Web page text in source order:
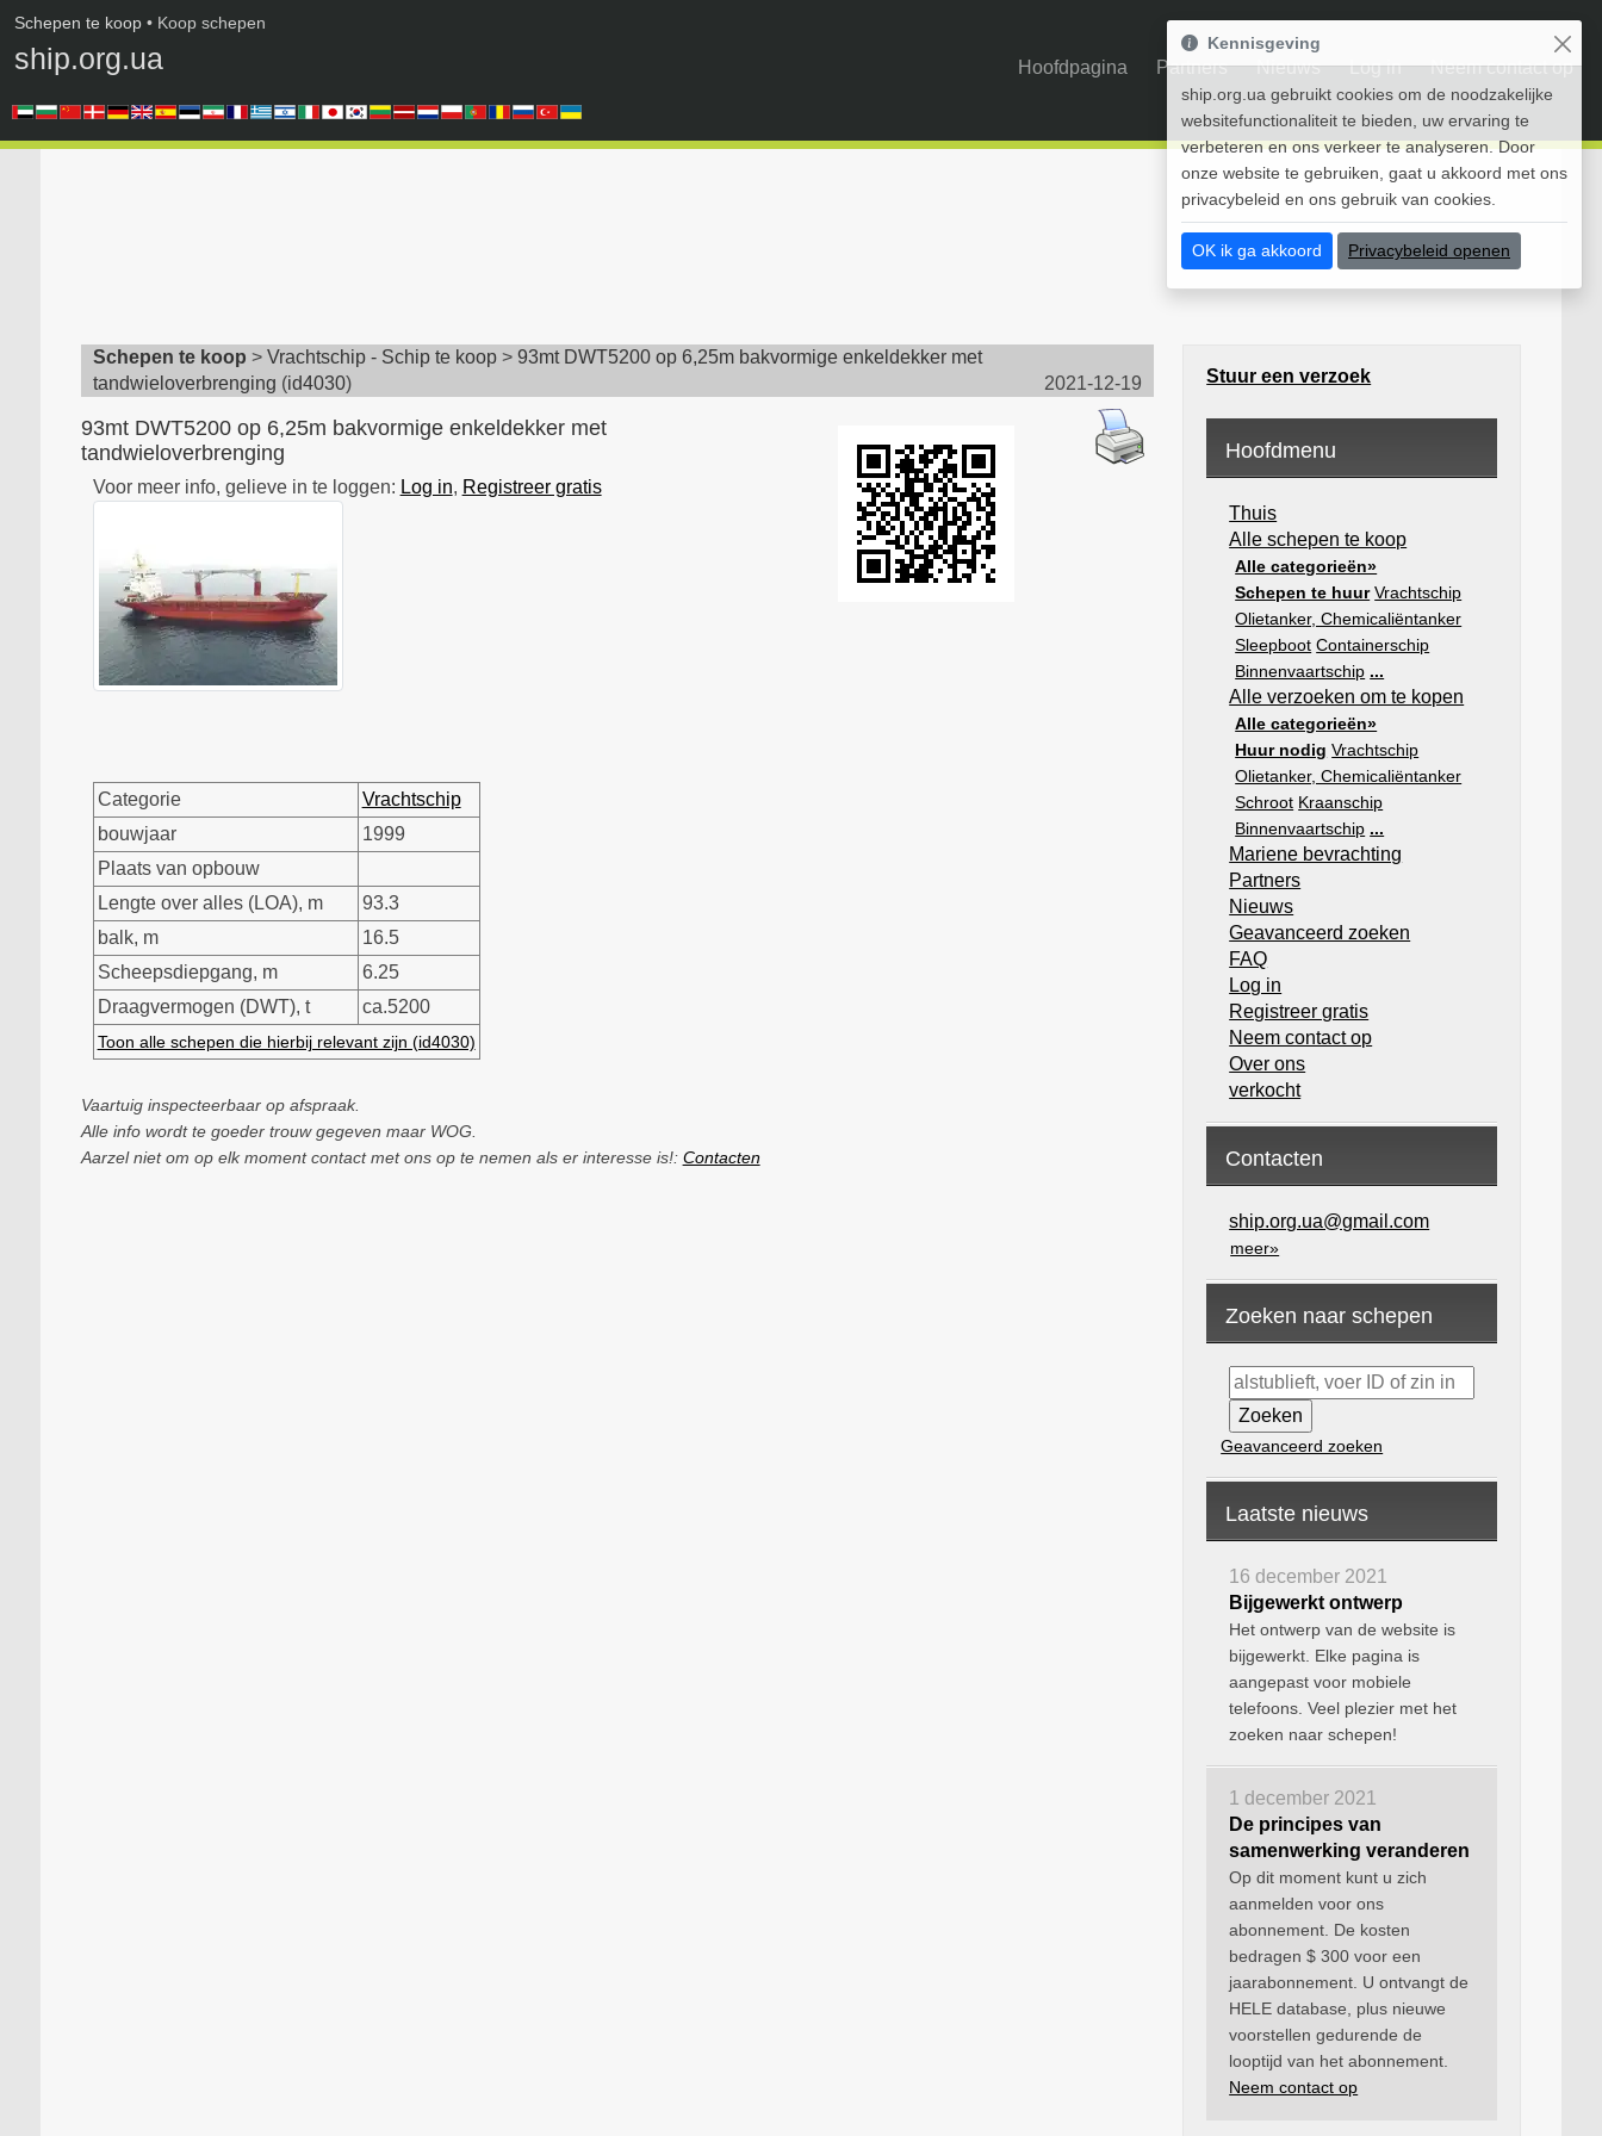
Schepen te koop • Koop schepen
ship.org.ua Hoofdpagina Partners Nieuws Log in Neem contact op
Schepen te koop > Vrachtschip - Schip te koop> 93mt DWT5200 op 6,25m bakvormige enkeldekker met
tandwieloverbrenging (id4030) 2021-12-19
93mt DWT5200 op 6,25m bakvormige enkeldekker met
tandwieloverbrenging
Voor meer info, gelieve in te loggen: Log in, Registreer gratis
Categorie
Vrachtschip
bouwjaar
1999
Plaats van opbouw
Lengte over alles (LOA), m
93.3
balk, m
16.5
Scheepsdiepgang, m
6.25
Draagvermogen (DWT), t
ca.5200
Toon alle schepen die hierbij relevant zijn (id4030)
Vaartuig inspecteerbaar op afspraak.
Alle info wordt te goeder trouw gegeven maar WOG.
Aarzel niet om op elk moment contact met ons op te nemen als er interesse is!: Contacten
Stuur een verzoek
Hoofdmenu
Thuis
Alle schepen te koop
Alle categorieën»
Schepen te huur Vrachtschip
Olietanker, Chemicaliëntanker
Sleepboot Containerschip
Binnenvaartschip ...
Alle verzoeken om te kopen
Alle categorieën»
Huur nodig Vrachtschip
Olietanker, Chemicaliëntanker
Schroot Kraanschip
Binnenvaartschip ...
Mariene bevrachting
Partners
Nieuws
Geavanceerd zoeken
FAQ
Log in
Registreer gratis
Neem contact op
Over ons
verkocht
Contacten
ship.org.ua@gmail.com
meer»
Zoeken naar schepen
Geavanceerd zoeken
Laatste nieuws
16 december 2021
Bijgewerkt ontwerp
Het ontwerp van de website is
bijgewerkt. Elke pagina is
aangepast voor mobiele
telefoons. Veel plezier met het
zoeken naar schepen!
1 december 2021
De principes van
samenwerking veranderen
Op dit moment kunt u zich
aanmelden voor ons
abonnement. De kosten
bedragen $ 300 voor een
jaarabonnement. U ontvangt de
HELE database, plus nieuwe
voorstellen gedurende de
looptijd van het abonnement.
Neem contact op
Kennisgeving
ship.org.ua gebruikt cookies om de noodzakelijke
websitefunctionaliteit te bieden, uw ervaring te
verbeteren en ons verkeer te analyseren. Door
onze website te gebruiken, gaat u akkoord met ons
privacybeleid en ons gebruik van cookies.
OK ik ga akkoord Privacybeleid openen